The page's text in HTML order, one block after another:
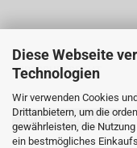
Diese Webseite
Technologien
Wir verwenden Cookies
Drittanbietern, um die
gewährleisten, die
ein bestmögliches
WIDERRUFSRECHT
Vertrag widerrufen